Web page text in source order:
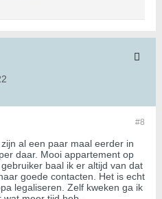
#8
al een paar maal eerder in
daar. Mooi appartement op
baal ik er altijd van dat
goede contacten. Het is echt
legaliseren. Zelf kweken ga ik